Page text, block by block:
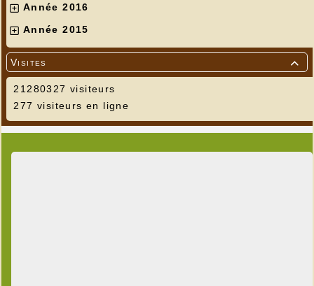
Année 2016
Année 2015

Visites
21280327 visiteurs
277 visiteurs en ligne